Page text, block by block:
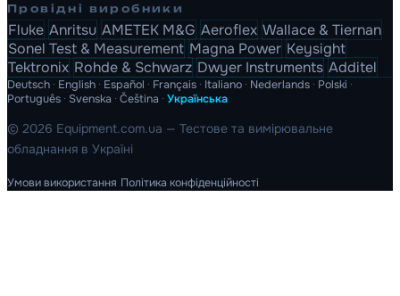
Провідні виробники
Fluke Anritsu AMETEK M&G Aeroflex Wallace & Tiernan
Sonel Test & Measurement Magna Power Keysight
Tektronix Rohde & Schwarz Dwyer Instruments Additel
Deutsch · English · Español · Français · Italiano · Nederlands · Polski ·
Português · Svenska · Čeština · Українська
© 2026 Equipment.com.ua — Тестове та вимірювальне
обладнання в Україні
Умови використання Політика конфіденційності